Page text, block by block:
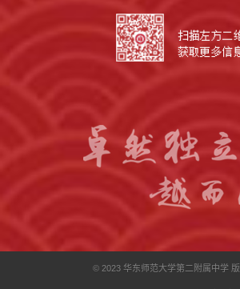
© 2023 华东师范大学第二附属中学